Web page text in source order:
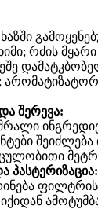
რძის
შერევა:
პასტერიზაცია:
იქიდან